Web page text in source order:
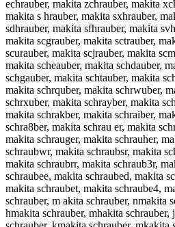
echrauber, makita zchrauber, makita
makita s hrauber, makita sxhrauber,
sdhrauber, makita sfhrauber, makita
makita scgrauber, makita sctrauber,
scurauber, makita scjrauber, makita
makita scheauber, makita schdauber,
schgauber, makita schtauber, makita
makita schrquber, makita schrwuber,
schrxuber, makita schrayber, makita
makita schrakber, makita schraiber,
schra8ber, makita schrau er, makita
makita schrauger, makita schrauher,
schraubwr, makita schraubsr, makita
makita schraubrr, makita schraub3r,
schraubee, makita schraubed, makita
makita schraubet, makita schraube4,
schrauber, m akita schrauber, nmakita
hmakita schrauber, mhakita schrauber,